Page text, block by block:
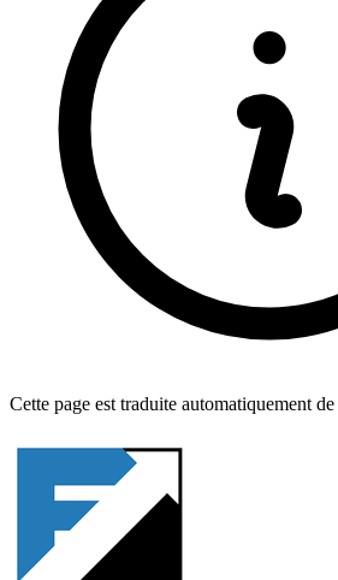
Cette page est traduite automa­tique­ment de